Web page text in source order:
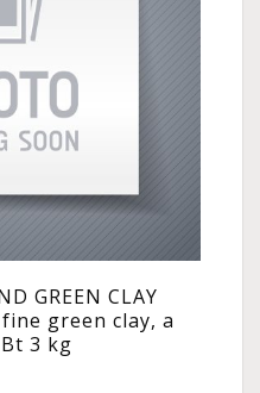
GREEN CLAY
green clay, a
3 kg